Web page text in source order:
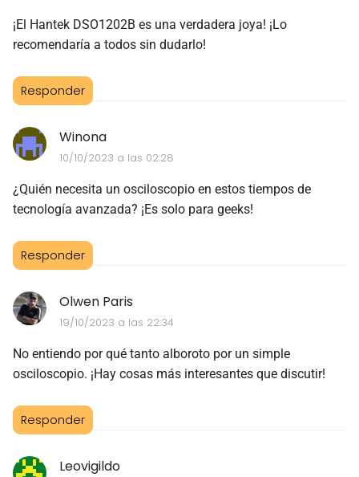
¡El Hantek DSO1202B es una verdadera joya! ¡Lo
recomendaría a todos sin dudarlo!
Responder
Winona
10/10/2023 a las 02:28
¿Quién necesita un osciloscopio en estos tiempos de
tecnología avanzada? ¡Es solo para geeks!
Responder
Olwen Paris
19/10/2023 a las 22:34
No entiendo por qué tanto alboroto por un simple
osciloscopio. ¡Hay cosas más interesantes que discutir!
Responder
Leovigildo